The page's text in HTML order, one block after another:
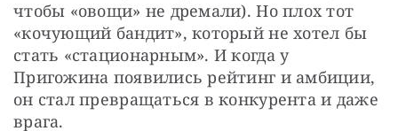
чтобы «овощи» не дремали). Но плох тот
«кочующий бандит», который не хотел бы
стать «стационарным». И когда у
Пригожина появились рейтинг и амбиции,
он стал превращаться в конкурента и даже
врага.